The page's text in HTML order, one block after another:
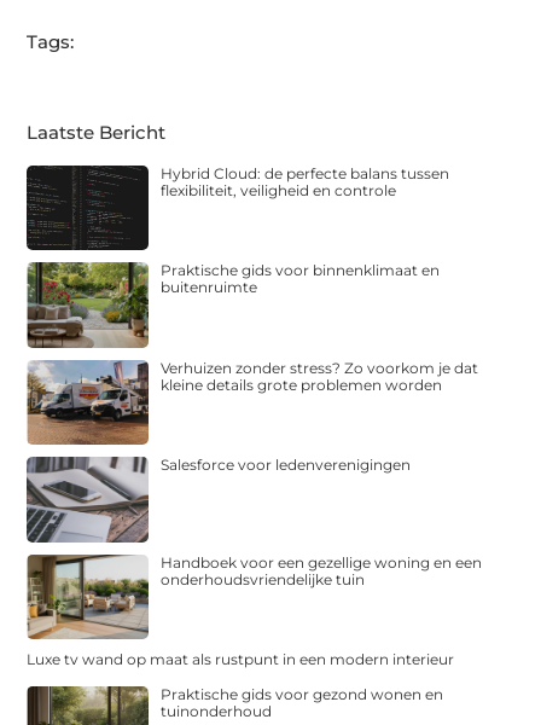
Tags:
Laatste Bericht
Hybrid Cloud: de perfecte balans tussen
flexibiliteit, veiligheid en controle
Praktische gids voor binnenklimaat en
buitenruimte
Verhuizen zonder stress? Zo voorkom je dat
kleine details grote problemen worden
Salesforce voor ledenverenigingen
Handboek voor een gezellige woning en een
onderhoudsvriendelijke tuin
Luxe tv wand op maat als rustpunt in een modern interieur
Praktische gids voor gezond wonen en
tuinonderhoud